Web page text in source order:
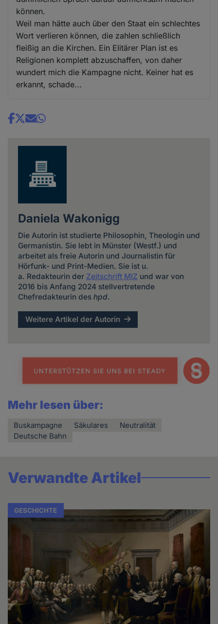
können.
Weil man hätte auch über den Staat ein schlechtes
Wort verlieren können, die zahlen schließlich
fleißig an die Kirchen. Ein Elitärer Plan ist es
Religionen komplett abzuschaffen, von daher
wundert mich die Kampagne nicht. Keiner hat es
erkannt, schade...
Share
Daniela Wakonigg
Die Autorin ist studierte Philosophin, Theologin und
Germanistin. Sie lebt in Münster (Westf.) und
arbeitet als freie Autorin und Journalistin für
Hörfunk- und Print-Medien. Sie ist u.
a. Redakteurin der Zeitschrift MIZ und war von
2016 bis Anfang 2024 stellvertretende
Chefredakteurin des hpd.
Weitere Artikel der Autorin
Mehr lesen über:
Buskampagne Säkulares
Neutralität
Deutsche Bahn
Verwandte Artikel
GESCHICHTE